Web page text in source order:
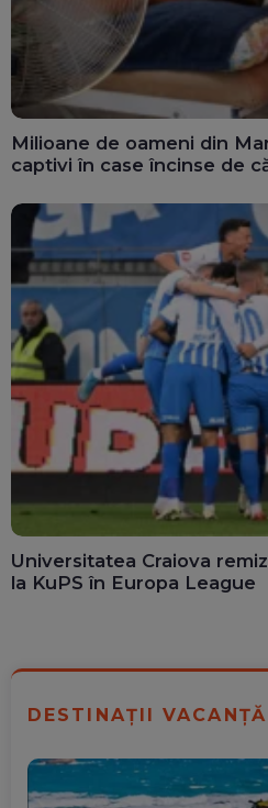
Milioane de oameni din
captivi în case încinse de
Universitatea Craiova
la KuPS în Europa League
DESTINAȚII VACANȚĂ